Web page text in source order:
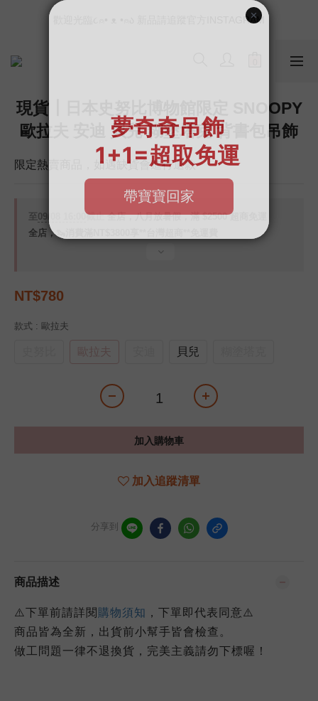
📣如果遇到結帳沒有反應，請另開瀏覽器 (不要直接從ig連結網站
歡迎光臨૮⍝• ᴥ •⍝ა 新品請追蹤官方INSTAGRAM
📣如果遇到結帳沒有反應，請另開瀏覽器 (不要直接從ig連結網站
現貨┃日本史努比博物館限定 SNOOPY
歐拉夫 安迪 貝兒 糊塗塔克 背書包吊飾
限定熱賣商品，如遇缺貨會進行退款
至09/08 16:00 截止全店，八月放暑假，滿 $2500 超商免運
全店，🦦消費滿NT$3800享**台灣超商**免運費
NT$780
款式 : 歐拉夫
歐拉夫 貝兒
加入購物車
加入追蹤清單
分享到
商品描述
⚠️下單前請詳閱 購物須知 ，下單即代表同意⚠️
商品皆為全新，出貨前小幫手皆會檢查。
做工問題一律不退換貨，完美主義請勿下標喔！